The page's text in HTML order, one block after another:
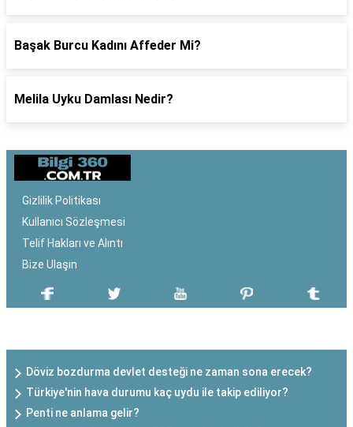
Başak Burcu Kadını Affeder Mi?
Melila Uyku Damlası Nedir?
Gizlilik Politikası
Kullanıcı Sözleşmesi
Telif Hakları ve Alıntı
Bize Ulaşın
Döviz bozdurma devlet desteği ne zaman sona erecek?
Türkiye'nin hava durumu kaç uydu ile takip ediliyor?
Penti ne anlama gelir?